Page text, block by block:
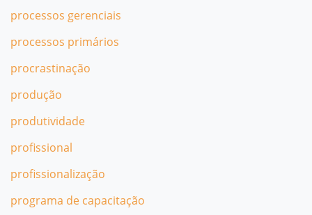
processos gerenciais
processos primários
procrastinação
produção
produtividade
profissional
profissionalização
programa de capacitação